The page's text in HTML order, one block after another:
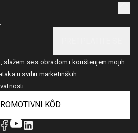
slažem se s obradom i korištenjem mojih
u svrhu marketinških
KÔD